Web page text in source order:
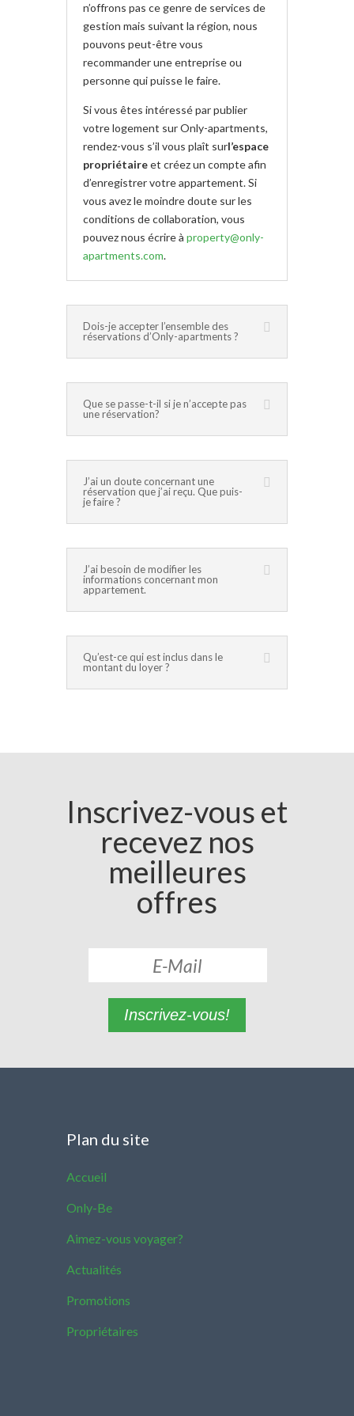
n’offrons pas ce genre de services de
gestion mais suivant la région, nous
pouvons peut-être vous
recommander une entreprise ou
personne qui puisse le faire.
Si vous êtes intéressé par publier
votre logement sur Only-apartments,
rendez-vous s’il vous plaît surl’espace
propriétaireet créez un compte afin
d’enregistrer votre appartement. Si
vous avez le moindre doute sur les
conditions de collaboration, vous
pouvez nous écrire à property@only-
apartments.com.
Dois-je accepter l’ensemble des
réservations d’Only-apartments ?
Que se passe-t-il si je n’accepte pas
une réservation?
J’ai un doute concernant une
réservation que j’ai reçu. Que puis-
je faire ?
J’ai besoin de modifier les
informations concernant mon
appartement.
Qu’est-ce qui est inclus dans le
montant du loyer ?
Inscrivez-vous et
recevez nos
meilleures
offres
Inscrivez-vous!
Plan du site
Accueil
Only-Be
Aimez-vous voyager?
Actualités
Promotions
Propriétaires